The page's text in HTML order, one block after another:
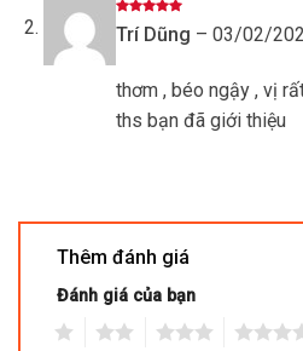
Được xếp
hạng55
Trí Dũng – 03/02/
thơm , béo ngậy , vị
ths bạn đã giới thiệu
Thêm đánh giá
Đánh giá của bạn